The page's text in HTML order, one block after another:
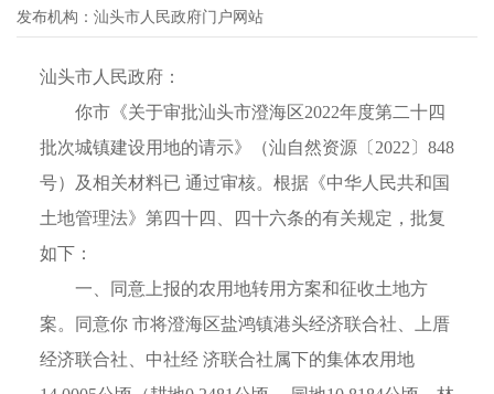
发布机构： 汕头市人民政府门户网站
汕头市人民政府：
你市《关于审批汕头市澄海区2022年度第二十四
批次城镇建设用地的请示》（汕自然资源〔2022〕848
号）及相关材料已 通过审核。根据《中华人民共和国
土地管理法》第四十四、四十六条的有关规定，批复
如下：
一、同意上报的农用地转用方案和征收土地方
案。同意你 市将澄海区盐鸿镇港头经济联合社、上厝
经济联合社、中社经 济联合社属下的集体农用地